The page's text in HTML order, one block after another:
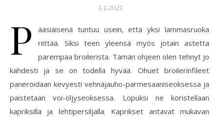
5.5.2025
P
ääsiäisenä tuntuu usein, että yksi lammasruoka
riittää. Siksi teen yleensä myös jotain astetta
parempaa broilerista. Tämän ohjeen olen tehnyt jo
kahdesti ja se on todella hyvää. Ohuet broilerinfileet
paneroidaan kevyesti vehnäjauho-parmesaaniseoksessa ja
paistetaan voi-öljyseoksessa. Lopuksi ne koristellaan
kapriksilla ja lehtipersiljalla. Kaprikset antavat mukavan